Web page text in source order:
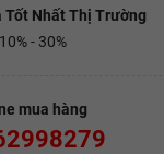
Tốt Nhất Thị Trường
- 30%
mua hàng